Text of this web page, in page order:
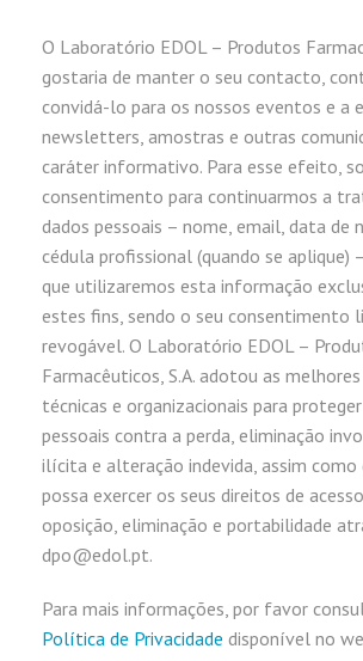
O Laboratório EDOL – Produtos
gostaria de manter o seu contacto,
convidá-lo para os nossos eventos e a
newsletters, amostras e outras
caráter informativo. Para esse efeito,
consentimento para continuarmos a
dados pessoais – nome, email, data de
cédula profissional (quando se aplique)
que utilizaremos esta informação
estes fins, sendo o seu consentimento
revogável. O Laboratório EDOL –
Farmacêuticos, S.A. adotou as
técnicas e organizacionais para
pessoais contra a perda, eliminação
ilícita e alteração indevida, assim como
possa exercer os seus direitos de
oposição, eliminação e portabilidade
dpo@edol.pt.
Para mais informações, por favor
Política de Privacidade disponível no